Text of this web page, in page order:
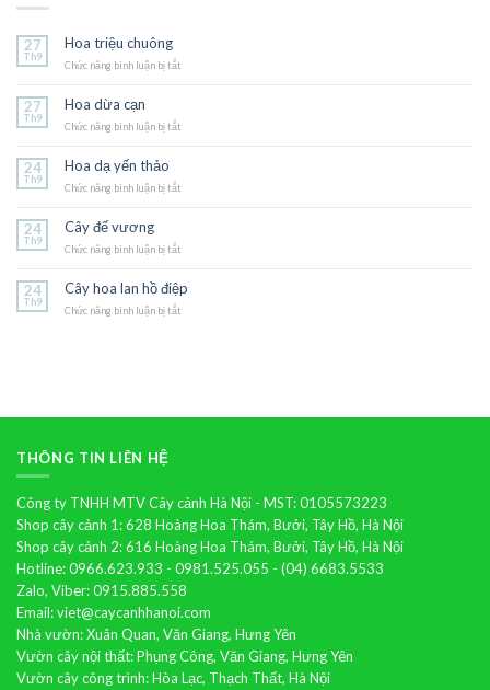
27
Th9
Hoa triệu chuông
Chức năng bình luận bị tắt
27
Th9
Hoa dừa cạn
Chức năng bình luận bị tắt
24
Th9
Hoa dạ yến thảo
Chức năng bình luận bị tắt
24
Th9
Cây đế vương
Chức năng bình luận bị tắt
vương
24
Th9
Cây hoa lan hồ điệp
Chức năng bình luận bị tắt
THÔNG TIN LIÊN HỆ
Công ty TNHH MTV Cây cảnh Hà Nội - MST: 0105573223
Shop cây cảnh 1: 628 Hoàng Hoa Thám, Bưởi, Tây Hồ, Hà Nội
Shop cây cảnh 2: 616 Hoàng Hoa Thám, Bưởi, Tây Hồ, Hà Nội
Hotline: 0966.623.933 - 0981.525.055 - (04) 6683.5533
Zalo, Viber: 0915.885.558
Email: viet@caycanhhanoi.com
Nhà vườn: Xuân Quan, Văn Giang, Hưng Yên
Vườn cây nội thất: Phụng Công, Văn Giang, Hưng Yên
Vườn cây công trình: Hòa Lạc, Thạch Thất, Hà Nội